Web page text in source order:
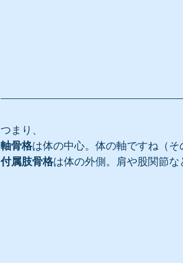
つまり、
軸骨格は体の中心。体の軸ですね（そ
付属肢骨格は体の外側。肩や股関節